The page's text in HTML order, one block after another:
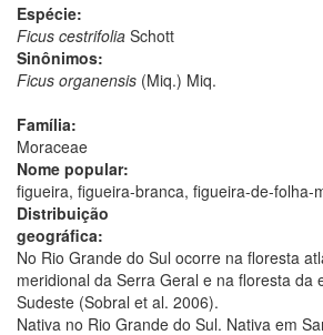
Espécie:
Ficus cestrifolia Schott
Sinônimos:
Ficus organensis (Miq.) Miq.
Família:
Moraceae
Nome popular:
figueira, figueira-branca, figueira-de-folha-
Distribuição
geográfica:
No Rio Grande do Sul ocorre na floresta
meridional da Serra Geral e na floresta da
Sudeste (Sobral et al. 2006).
Nativa no Rio Grande do Sul. Nativa em